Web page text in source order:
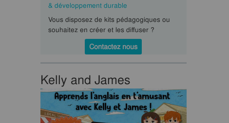
& développement durable
Vous disposez de kits pédagogiques ou
souhaitez en créer et les diffuser ?
Contactez nous
Kelly and James